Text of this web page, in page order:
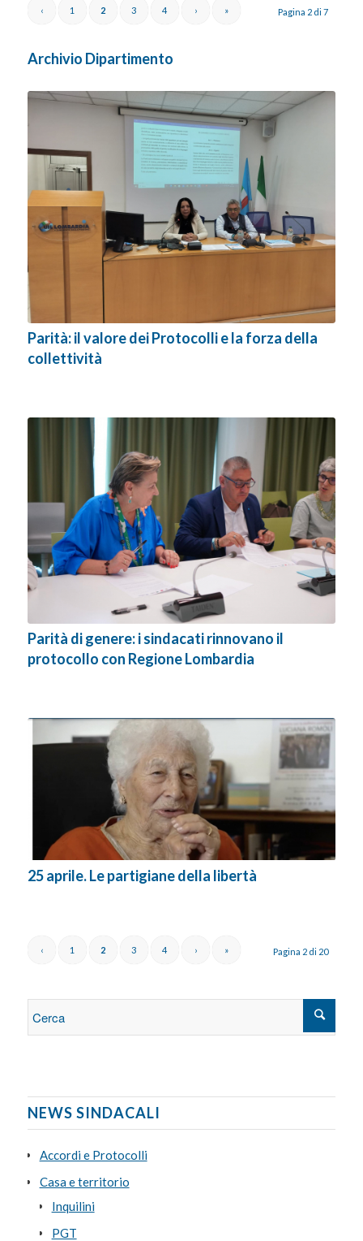
Pagina 2 di 7
‹ 1 2 3 4 › »
Archivio Dipartimento
Parità: il valore dei Protocolli e la forza della
collettività
Parità di genere: i sindacati rinnovano il
protocollo con Regione Lombardia
25 aprile. Le partigiane della libertà
Pagina 2 di 20
‹ 1 2 3 4 › »
NEWS SINDACALI
Accordi e Protocolli
Casa e territorio
Inquilini
PGT